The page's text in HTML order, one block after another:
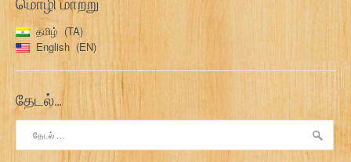
தமிழ்
TA
English
EN
தேடல்…
தேடு: